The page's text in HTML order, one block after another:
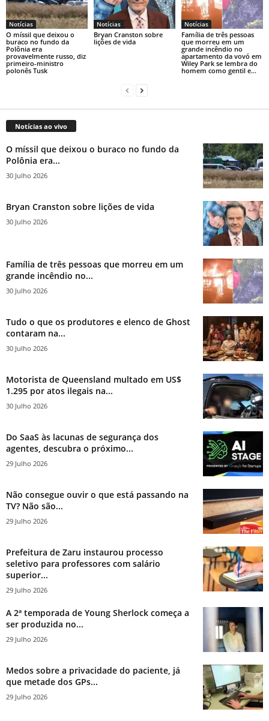
Notícias
O míssil que deixou o
buraco no fundo da
Polônia era
provavelmente russo, diz
primeiro-ministro
polonês Tusk
Notícias
Bryan Cranston sobre
lições de vida
Notícias
Família de três pessoas
que morreu em um
grande incêndio no
apartamento da vovó em
Wiley Park se lembra do
homem como gentil e...
Notícias ao vivo
O míssil que deixou o buraco no fundo da
Polônia era...
30 Julho 2026
Bryan Cranston sobre lições de vida
30 Julho 2026
Família de três pessoas que morreu em um
grande incêndio no...
30 Julho 2026
Tudo o que os produtores e elenco de Ghost
contaram na...
30 Julho 2026
Motorista de Queensland multado em US$
1.295 por atos ilegais na...
30 Julho 2026
Do SaaS às lacunas de segurança dos
agentes, descubra o próximo...
29 Julho 2026
Não consegue ouvir o que está passando na
TV? Não são...
29 Julho 2026
Prefeitura de Zaru instaurou processo
seletivo para professores com salário
superior...
29 Julho 2026
A 2ª temporada de Young Sherlock começa a
ser produzida no...
29 Julho 2026
Medos sobre a privacidade do paciente, já
que metade dos GPs...
29 Julho 2026